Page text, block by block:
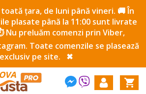
țara, de luni până vineri. 🚚 În
plasate până la 11:00 sunt livrate
Nu preluăm comenzi prin Viber,
Toate comenzile se plasează
exclusiv pe site.
✖